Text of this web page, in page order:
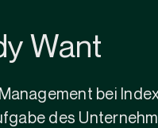
Want
bei
des